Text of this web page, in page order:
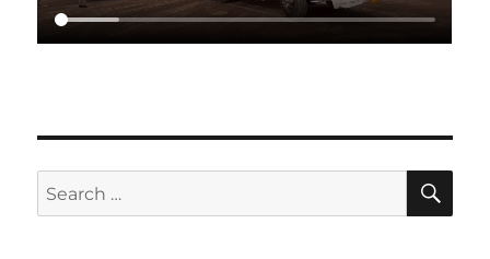
Search
for: